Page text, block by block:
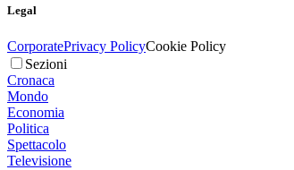
Legal
CorporatePrivacy PolicyCookie Policy
Sezioni
Cronaca
Mondo
Economia
Politica
Spettacolo
Televisione